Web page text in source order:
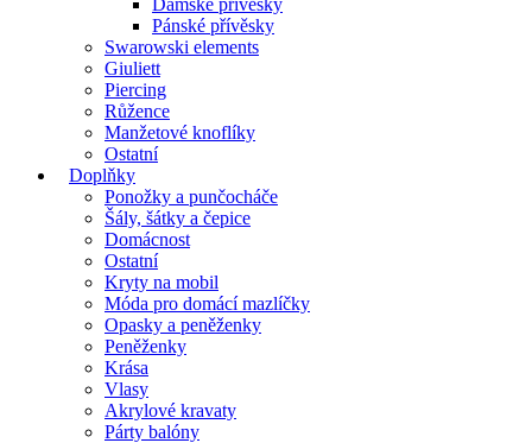
Dámské přívěsky
Pánské přívěsky
Swarowski elements
Giuliett
Piercing
Růžence
Manžetové knoflíky
Ostatní
Doplňky
Ponožky a punčocháče
Šály, šátky a čepice
Domácnost
Ostatní
Kryty na mobil
Móda pro domácí mazlíčky
Opasky a peněženky
Peněženky
Krása
Vlasy
Akrylové kravaty
Párty balóny